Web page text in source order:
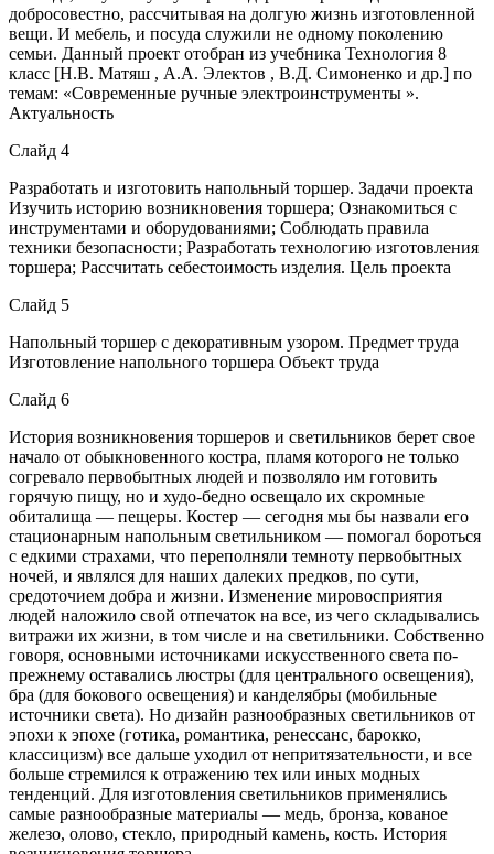
добросовестно, рассчитывая на долгую жизнь изготовленной
вещи. И мебель, и посуда служили не одному поколению
семьи. Данный проект отобран из учебника Технология 8
класс [Н.В. Матяш , А.А. Электов , В.Д. Симоненко и др.] по
темам: «Современные ручные электроинструменты ».
Актуальность
Слайд 4
Разработать и изготовить напольный торшер. Задачи проекта
Изучить историю возникновения торшера; Ознакомиться с
инструментами и оборудованиями; Соблюдать правила
техники безопасности; Разработать технологию изготовления
торшера; Рассчитать себестоимость изделия. Цель проекта
Слайд 5
Напольный торшер с декоративным узором. Предмет труда
Изготовление напольного торшера Объект труда
Слайд 6
История возникновения торшеров и светильников берет свое
начало от обыкновенного костра, пламя которого не только
согревало первобытных людей и позволяло им готовить
горячую пищу, но и худо-бедно освещало их скромные
обиталища — пещеры. Костер — сегодня мы бы назвали его
стационарным напольным светильником — помогал бороться
с едкими страхами, что переполняли темноту первобытных
ночей, и являлся для наших далеких предков, по сути,
средоточием добра и жизни. Изменение мировосприятия
людей наложило свой отпечаток на все, из чего складывались
витражи их жизни, в том числе и на светильники. Собственно
говоря, основными источниками искусственного света по-
прежнему оставались люстры (для центрального освещения),
бра (для бокового освещения) и канделябры (мобильные
источники света). Но дизайн разнообразных светильников от
эпохи к эпохе (готика, романтика, ренессанс, барокко,
классицизм) все дальше уходил от непритязательности, и все
больше стремился к отражению тех или иных модных
тенденций. Для изготовления светильников применялись
самые разнообразные материалы — медь, бронза, кованое
железо, олово, стекло, природный камень, кость. История